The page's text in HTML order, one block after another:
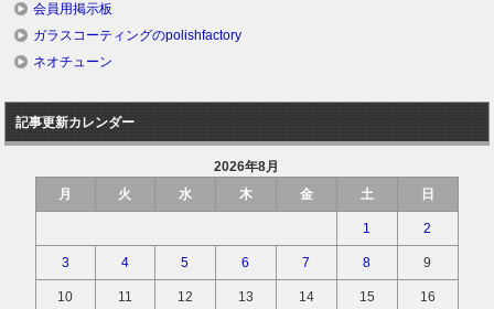
会員用掲示板
ガラスコーティングのpolishfactory
ネオチューン
記事更新カレンダー
2026年8月
月
火 水 木 金 土 日
1 2
3 4 5 6 7 8 9
10 11 12 13 14 15 16